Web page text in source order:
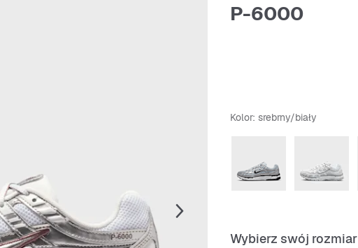
P-6000
Kolor: srebrny/biały
Wybierz swój rozmiar